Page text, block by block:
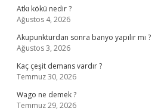
Atkı kökü nedir ?
Ağustos 4, 2026
Akupunkturdan sonra banyo yapılır mı ?
Ağustos 3, 2026
Kaç çeşit demans vardır ?
Temmuz 30, 2026
Wago ne demek ?
Temmuz 29, 2026